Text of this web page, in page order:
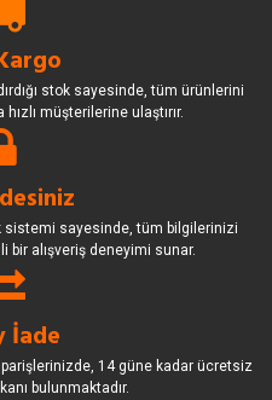
stok sayesinde, tüm ürünlerini
müşterilerine ulaştırır.
sistemi sayesinde, tüm bilgilerinizi
bir alışveriş deneyimi sunar.
İade
14 güne kadar ücretsiz
bulunmaktadır.